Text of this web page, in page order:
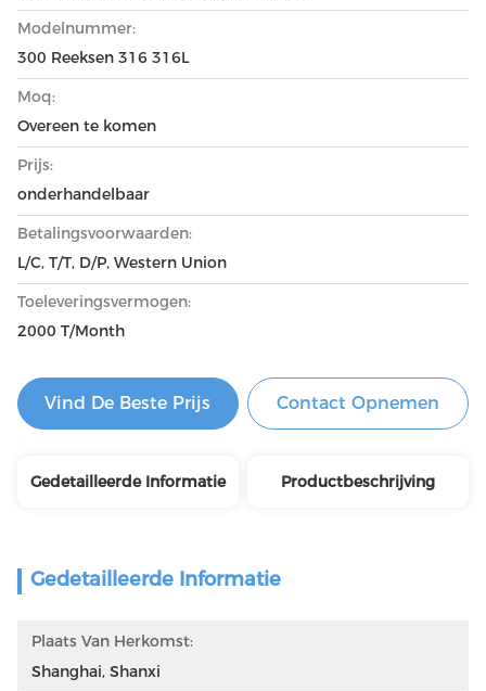
Modelnummer:
300 Reeksen 316 316L
Moq:
Overeen te komen
Prijs:
onderhandelbaar
Betalingsvoorwaarden:
L/C, T/T, D/P, Western Union
Toeleveringsvermogen:
2000 T/Month
Vind De Beste Prijs Contact Opnemen
Gedetailleerde Informatie Productbeschrijving
Gedetailleerde Informatie
Plaats Van Herkomst:
Shanghai, Shanxi